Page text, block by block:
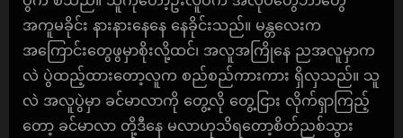
အကူမခိုင်း နားနားနေနေ နေခိုင်းသည်။ မန္တလေးက
အကြောင်းတွေဖွမှာစိုးလို့ထင်၊ အလူအကြိုနေ ညအလူမှာက
လဲ ပွဲထည့်ထားတော့လူက စည်စည်ကားကား ရှိလှသည်။ သူ
လဲ အလူပွဲမှာ ခင်မာလာကို တွေ့လို တွေ့ငြား လိုက်ရှာကြည့်
တော့ ခင်မာလာ တို့ဒီနေ မလာဟုသိရတော့စိတ်ညစ်သွား